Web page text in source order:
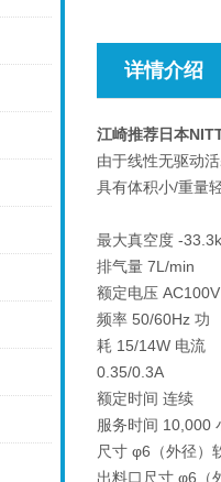
详情介绍
江崎推荐日本
由于线性无驱动
具有体积小/重量
最大真空度 -
排气量 7L/min
额定电压
频率 50/60Hz 功
耗 15/14W 电流
0.35/0.3A
额定时间 连续
服务时间 10,000
尺寸 φ6（外径）
出料口尺寸 φ6（